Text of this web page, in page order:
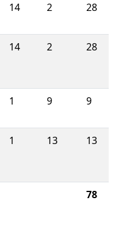
14 2 28
14 2 28
1 9 9
1 13 13
78